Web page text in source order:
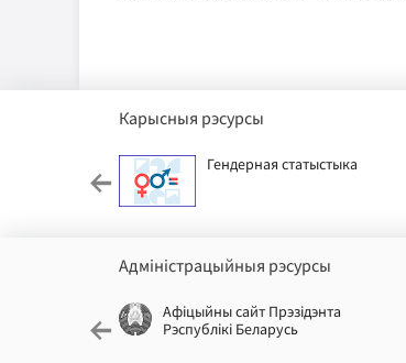
Карысныя рэсурсы
Гендерная статыстыка
Адміністрацыйныя рэсурсы
Афіцыйны сайт Прэзідэнта
Рэспублікі Беларусь